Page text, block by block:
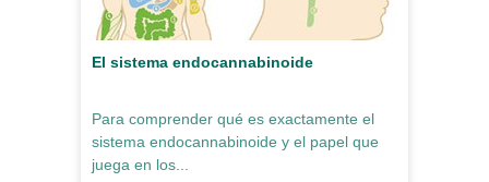
El sistema endocannabinoide
Para comprender qué es exactamente el
sistema endocannabinoide y el papel que
juega en los...